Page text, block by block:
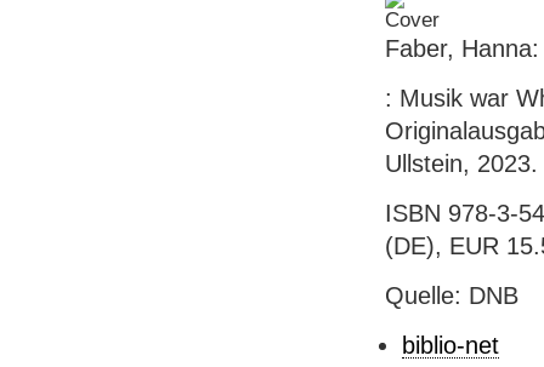
Faber,
: Musik war
Ullstein,
ISBN 978-3-
(DE), EUR
Quelle: DNB
biblio-net